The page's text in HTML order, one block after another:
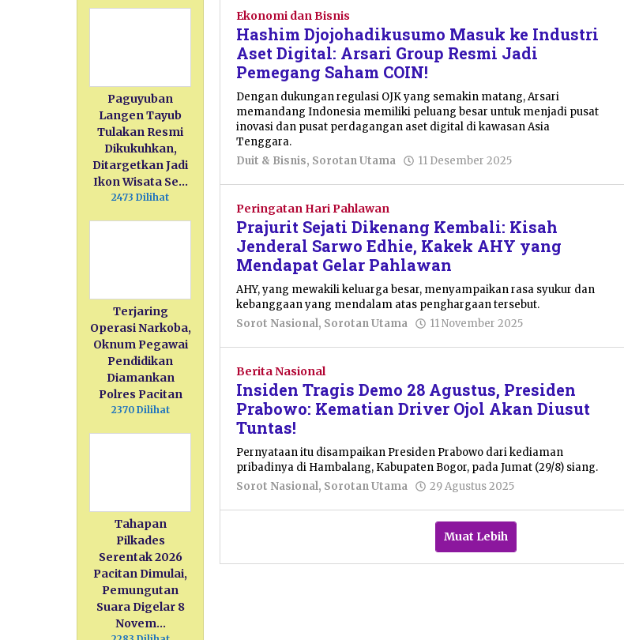
Paguyuban
Langen Tayub
Tulakan Resmi
Dikukuhkan,
Ditargetkan Jadi
Ikon Wisata Se…
2473 Dilihat
Terjaring
Operasi Narkoba,
Oknum Pegawai
Pendidikan
Diamankan
Polres Pacitan
2370 Dilihat
Tahapan
Pilkades
Serentak 2026
Pacitan Dimulai,
Pemungutan
Suara Digelar 8
Novem…
Ekonomi dan Bisnis
Hashim Djojohadikusumo Masuk ke Industri
Aset Digital: Arsari Group Resmi Jadi
Pemegang Saham COIN!
Dengan dukungan regulasi OJK yang semakin matang, Arsari
memandang Indonesia memiliki peluang besar untuk menjadi pusat
inovasi dan pusat perdagangan aset digital di kawasan Asia
Tenggara.
Duit & Bisnis, Sorotan Utama 11 Desember 2025
Purnawan
Peringatan Hari Pahlawan
Prajurit Sejati Dikenang Kembali: Kisah
Jenderal Sarwo Edhie, Kakek AHY yang
Mendapat Gelar Pahlawan
AHY, yang mewakili keluarga besar, menyampaikan rasa syukur dan
kebanggaan yang mendalam atas penghargaan tersebut.
Sorot Nasional, Sorotan Utama 11 November 2025
Berita Nasional
Insiden Tragis Demo 28 Agustus, Presiden
Prabowo: Kematian Driver Ojol Akan Diusut
Tuntas!
Pernyataan itu disampaikan Presiden Prabowo dari kediaman
pribadinya di Hambalang, Kabupaten Bogor, pada Jumat (29/8) siang.
Sorot Nasional, Sorotan Utama 29 Agustus 2025
Muat Lebih